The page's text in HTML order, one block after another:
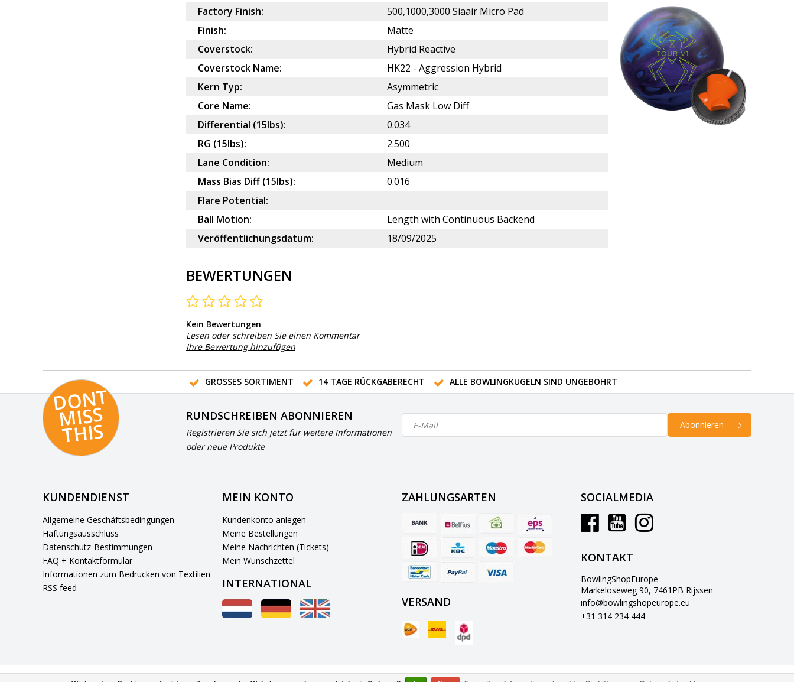
Factory Finish:
500,1000,3000 Siaair Micro Pad
Finish:
Matte
Coverstock:
Hybrid Reactive
Coverstock Name:
HK22 - Aggression Hybrid
Kern Typ:
Asymmetric
Core Name:
Gas Mask Low Diff
Differential (15lbs):
0.034
RG (15lbs):
2.500
Lane Condition:
Medium
Mass Bias Diff (15lbs):
0.016
Flare Potential:
Ball Motion:
Length with Continuous Backend
Veröffentlichungsdatum:
18/09/2025
BEWERTUNGEN
Kein Bewertungen
Lesen oder schreiben Sie einen Kommentar
Ihre Bewertung hinzufügen
GROSSES SORTIMENT 14 TAGE RÜCKGABERECHT ALLE BOWLINGKUGELN SIND UNGEBOHRT
D
O
N
T
MI
S
S
T
HI
S
RUNDSCHREIBEN ABONNIEREN
Registrieren Sie sich jetzt für weitere Informationen
oder neue Produkte
Abonnieren
KUNDENDIENST
Allgemeine Geschäftsbedingungen
Haftungsausschluss
Datenschutz-Bestimmungen
FAQ + Kontaktformular
Informationen zum Bedrucken von Textilien
RSS feed
MEIN KONTO
Kundenkonto anlegen
Meine Bestellungen
Meine Nachrichten (Tickets)
Mein Wunschzettel
INTERNATIONAL
ZAHLUNGSARTEN
VERSAND
SOCIALMEDIA
KONTAKT
BowlingShopEurope
Markeloseweg 90, 7461PB Rijssen
info@bowlingshopeurope.eu
+31 314 234 444